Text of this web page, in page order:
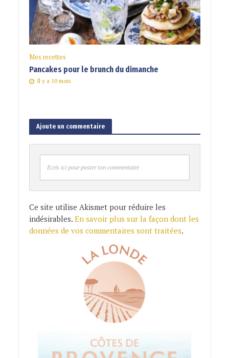
Mes recettes
Pancakes pour le brunch du dimanche
Il y a 10 mois
Ajoute un commentaire
Ecris ici pour poster ton commentaire
Ce site utilise Akismet pour réduire les
indésirables. En savoir plus sur la façon dont les
données de vos commentaires sont traitées.